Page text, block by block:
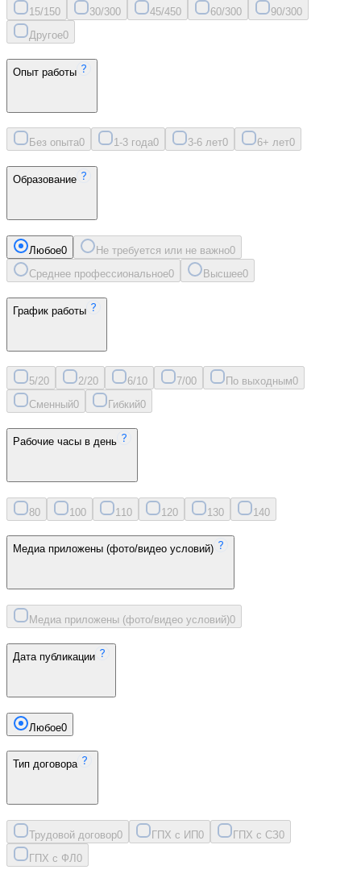
15/150 30/300 45/450 60/300 90/300
Другое0
Опыт работы
Без опыта0 1-3 года0 3-6 лет0 6+ лет0
Образование
Любое0 Не требуется или не важно0
Среднее профессиональное0 Высшее0
График работы
5/20 2/20 6/10 7/00 По выходным0
Сменный0 Гибкий0
Рабочие часы в день
80 100 11 0 120 130 140
Медиа приложены (фото/видео условий)
Медиа приложены (фото/видео условий)0
Дата публикации
Любое0
Тип договора
Трудовой договор0 ГПХ с ИП0 ГПХ с СЗ0
ГПХ с ФЛ 0